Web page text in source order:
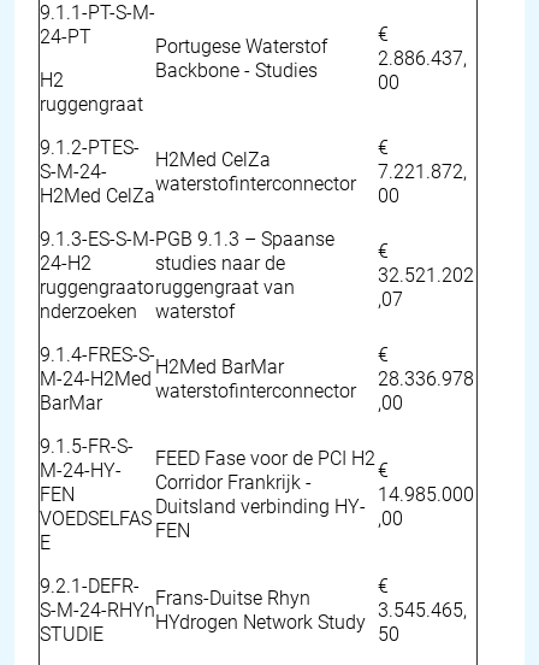
9.1.1-PT-S-M-
24-PT
H2
ruggengraat
Portugese Waterstof
Backbone - Studies
€
2.886.437,
00
9.1.2-PTES-
S-M-24-
H2Med CelZa
H2Med CelZa
waterstofinterconnector
€
7.221.872,
00
9.1.3-ES-S-M-
24-H2
ruggengraato
nderzoeken
PGB 9.1.3 – Spaanse
studies naar de
ruggengraat van
waterstof
€
32.521.202
,07
9.1.4-FRES-S-
M-24-H2Med
BarMar
H2Med BarMar
waterstofinterconnector
€
28.336.978
,00
9.1.5-FR-S-
M-24-HY-
FEN
VOEDSELFAS
E
FEED Fase voor de PCI H2
Corridor Frankrijk -
Duitsland verbinding HY-
FEN
€
14.985.000
,00
9.2.1-DEFR-
S-M-24-RHYn
STUDIE
Frans-Duitse Rhyn
HYdrogen Network Study
€
3.545.465,
50